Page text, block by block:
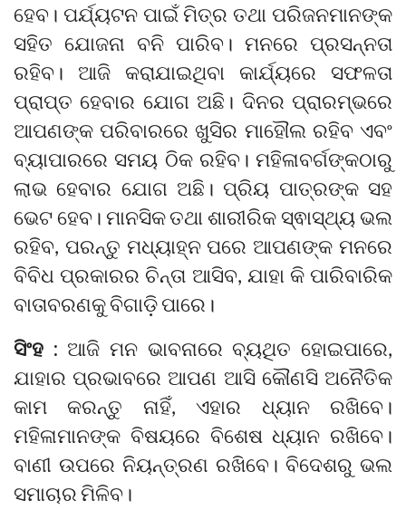
ହେବ। ପର୍ଯ୍ୟଟନ ପାଇଁ ମିତ୍ର ତଥା ପରିଜନମାନଙ୍କ
ସହିତ ଯୋଜନା ବନି ପାରିବ। ମନରେ ପ୍ରସନ୍ନତା
ରହିବ। ଆଜି କରାଯାଇଥିବା କାର୍ଯ୍ୟରେ ସଫଳତା
ପ୍ରାପ୍ତ ହେବାର ଯୋଗ ଅଛି। ଦିନର ପ୍ରାରମ୍ଭରେ
ଆପଣଙ୍କ ପରିବାରରେ ଖୁସିର ମାହୌଲ ରହିବ ଏବଂ
ବ୍ୟାପାରରେ ସମୟ ଠିକ ରହିବ। ମହିଳାବର୍ଗଙ୍କଠାରୁ
ଲାଭ ହେବାର ଯୋଗ ଅଛି। ପ୍ରିୟ ପାତ୍ରଙ୍କ ସହ
ଭେଟ ହେବ। ମାନସିକ ତଥା ଶାରୀରିକ ସ୍ଵାସ୍ଥ୍ୟ ଭଲ
ରହିବ, ପରନ୍ତୁ ମଧ୍ୟାହ୍ନ ପରେ ଆପଣଙ୍କ ମନରେ
ବିବିଧ ପ୍ରକାରର ଚିନ୍ତା ଆସିବ, ଯାହା କି ପାରିବାରିକ
ବାତାବରଣକୁ ବିଗାଡ଼ି ପାରେ।
ସିଂହ : ଆଜି ମନ ଭାବନାରେ ବ୍ୟଥିତ ହୋଇପାରେ,
ଯାହାର ପ୍ରଭାବରେ ଆପଣ ଆସି କୌଣସି ଅନୈତିକ
କାମ କରନ୍ତୁ ନାହିଁ, ଏହାର ଧ୍ୟାନ ରଖିବେ।
ମହିଳାମାନଙ୍କ ବିଷୟରେ ବିଶେଷ ଧ୍ୟାନ ରଖିବେ।
ବାଣୀ ଉପରେ ନିୟନ୍ତ୍ରଣ ରଖିବେ। ବିଦେଶରୁ ଭଲ
ସମାଚାର ମିଳିବ।